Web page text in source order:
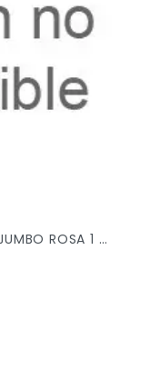
GLOBO METALICO NUMERICO JUMBO ROSA 1 C/1PZ